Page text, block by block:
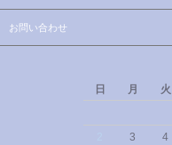
お問い合わせ
日
月 火
3 4